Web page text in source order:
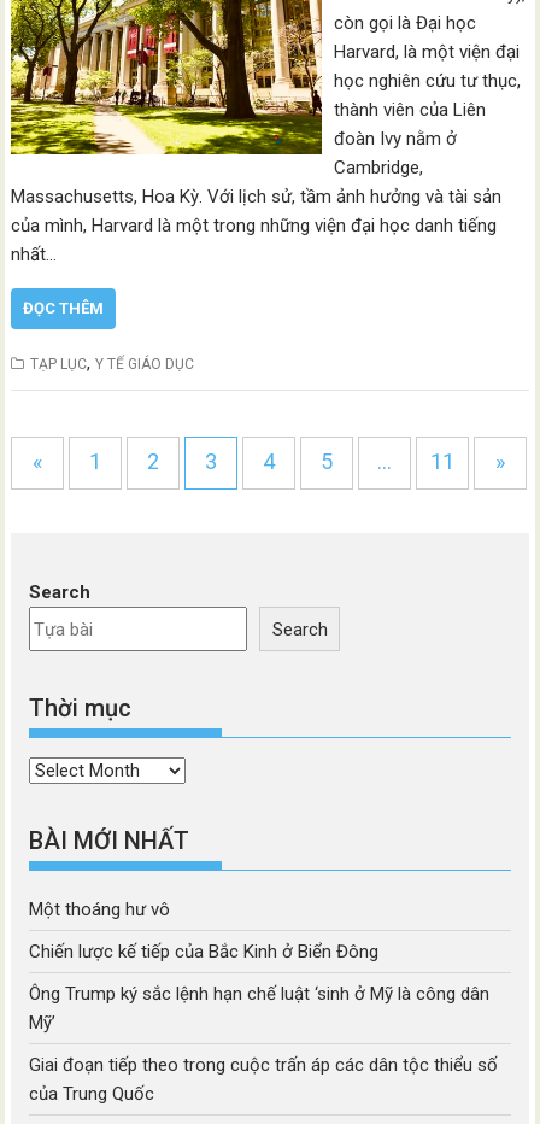
còn gọi là Đại học
Harvard, là một viện đại
học nghiên cứu tư thục,
thành viên của Liên
đoàn Ivy nằm ở
Cambridge,
Massachusetts, Hoa Kỳ. Với lịch sử, tầm ảnh hưởng và tài sản
của mình, Harvard là một trong những viện đại học danh tiếng
nhất…
ĐỌC THÊM
TẠP LỤC,Y TẾ GIÁO DỤC
« 1 2 3 4 5 … 11 »
Search
Search
Thời mục
Thời
BÀI MỚI NHẤT
Một thoáng hư vô
Chiến lược kế tiếp của Bắc Kinh ở Biển Đông
Ông Trump ký sắc lệnh hạn chế luật ‘sinh ở Mỹ là công dân
Mỹ’
Giai đoạn tiếp theo trong cuộc trấn áp các dân tộc thiểu số
của Trung Quốc